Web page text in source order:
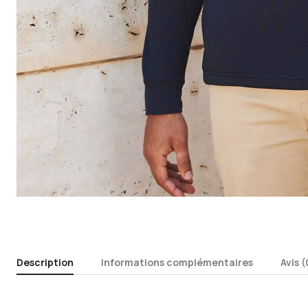
Description Informations complémentaires Avis